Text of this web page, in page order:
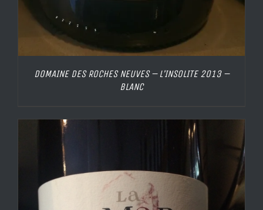
DOMAINE DES ROCHES NEUVES – L’INSOLITE 2013 –
BLANC